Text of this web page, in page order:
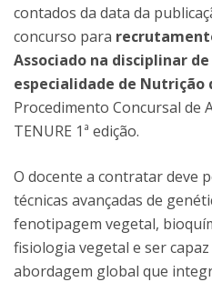
contados da data da
concurso para
Associado na disciplinar
especialidade de Nutrição
Procedimento Concursal de
TENURE 1ª edição.
O docente a contratar deve
técnicas avançadas de
fenotipagem vegetal,
fisiologia vegetal e ser
abordagem global que